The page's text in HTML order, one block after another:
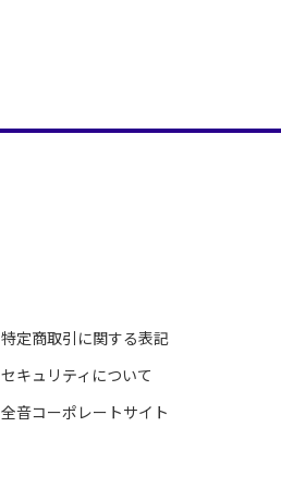
特定商取引に関する表記
セキュリティについて
全音コーポレートサイト